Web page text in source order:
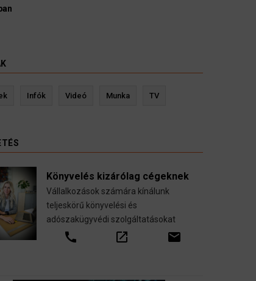
szerint a német politikának mielőbb meg
eljárás elindítását.
Ressler biztosítási szakértő
Infók Videó Munka TV
Könyvelés kizárólag cégeknek
Vállalkozások számára kínálunk
teljeskörű könyvelési és
adószakügyvédi szolgáltatásokat
call open_in_new email